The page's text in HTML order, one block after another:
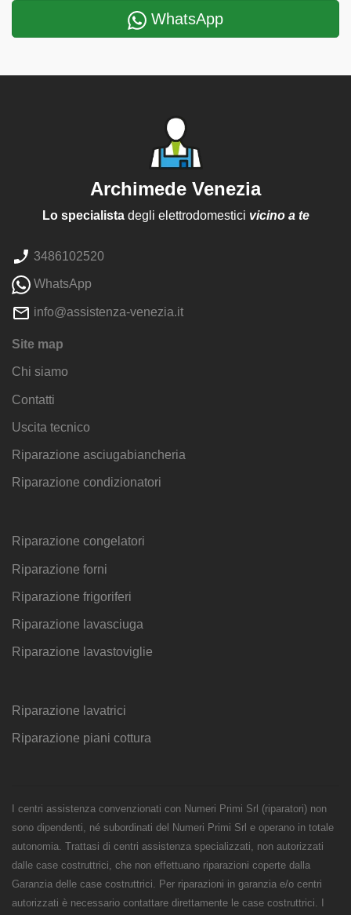
WhatsApp
Archimede Venezia
Lo specialistadegli elettrodomestici vicino a te
3486102520
WhatsApp
info@assistenza-venezia.it
Site map
Chi siamo
Contatti
Uscita tecnico
Riparazione asciugabiancheria
Riparazione condizionatori
Riparazione congelatori
Riparazione forni
Riparazione frigoriferi
Riparazione lavasciuga
Riparazione lavastoviglie
Riparazione lavatrici
Riparazione piani cottura
I centri assistenza convenzionati con Numeri Primi Srl (riparatori) non
sono dipendenti, né subordinati del Numeri Primi Srl e operano in totale
autonomia. Trattasi di centri assistenza specializzati, non autorizzati
dalle case costruttrici, che non effettuano riparazioni coperte dalla
Garanzia delle case costruttrici. Per riparazioni in garanzia e/o centri
autorizzati è necessario contattare direttamente le case costruttrici. I